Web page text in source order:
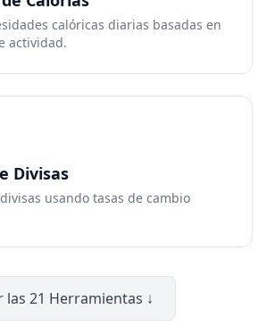
calóricas diarias basadas en
actividad.
Divisas
usando tasas de cambio
las 21 Herramientas ↓